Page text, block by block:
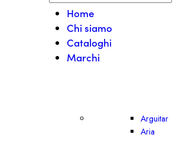
Home
Chi siamo
Cataloghi
Marchi
Arguitar
Aria